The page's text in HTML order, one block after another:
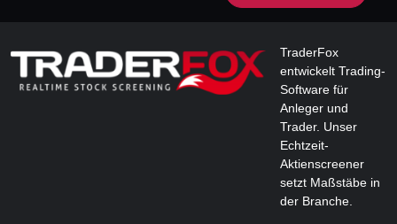
TraderFox
entwickelt Trading-
Software für
Anleger und
Trader. Unser
Echtzeit-
Aktienscreener
setzt Maßstäbe in
der Branche.